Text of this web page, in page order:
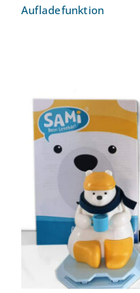
Aufladefunktion
SAMi, dein